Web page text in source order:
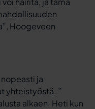
Hoogeveen
ja
yhteistyöstä. ”
alkaen. Heti kun